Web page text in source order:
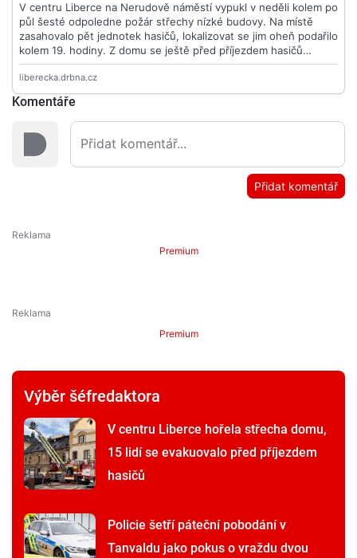
Komentáře
Přidat komentář
Premium
Premium
Výběr šéfredaktora
V centru Liberce hořela střecha domu,
15 lidí se evakuovalo před příjezdem
hasičů
Policie šetří páteční pobodání v
Tanvaldu jako pokus o vraždu dvou